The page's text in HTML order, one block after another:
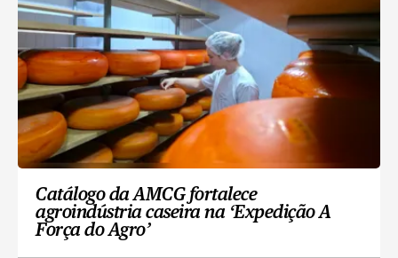
Catálogo da AMCG fortalece
agroindústria caseira na ‘Expedição A
Força do Agro’